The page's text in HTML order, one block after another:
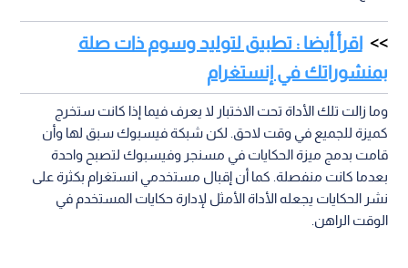
اقرأ أيضا : تطبيق لتوليد وسوم ذات صلة
بمنشوراتك في إنستغرام
وما زالت تلك الأداة تحت الاختبار لا يعرف فيما إذا كانت ستخرج
كميزة للجميع في وقت لاحق. لكن شبكة فيسبوك سبق لها وأن
قامت بدمج ميزة الحكايات في مسنجر وفيسبوك لتصبح واحدة
بعدما كانت منفصلة. كما أن إقبال مستخدمي انستغرام بكثرة على
نشر الحكايات يجعله الأداة الأمثل لإدارة حكايات المستخدم في
الوقت الراهن.